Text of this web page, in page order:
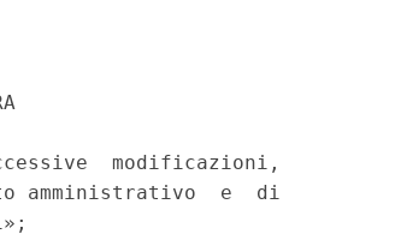
modificazioni,
amministrativo  e  di